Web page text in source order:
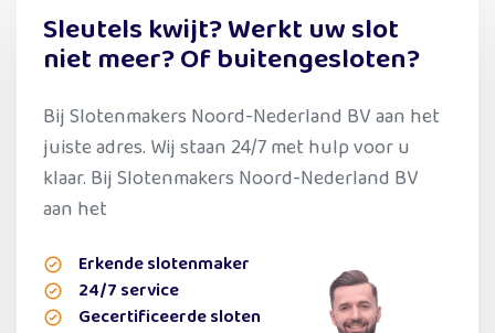
Sleutels kwijt? Werkt uw slot
niet meer? Of buitengesloten?
Bij Slotenmakers Noord-Nederland BV aan het
juiste adres. Wij staan 24/7 met hulp voor u
klaar. Bij Slotenmakers Noord-Nederland BV
aan het
Erkende slotenmaker
24/7 service
Gecertificeerde sloten